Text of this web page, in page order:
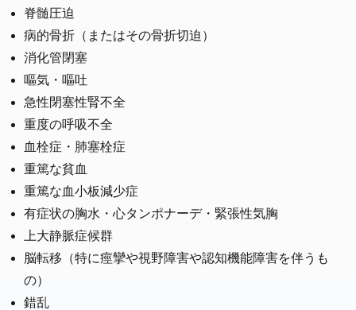
脊髄圧迫
病的骨折（またはその骨折切迫）
消化管閉塞
嘔気・嘔吐
急性閉塞性腎不全
重度の呼吸不全
血栓症・肺塞栓症
重篤な貧血
重篤な血小板減少症
有症状の胸水・心タンポナーデ・緊張性気胸
上大静脈症候群
脳転移（特に痙攣や視野障害や認知機能障害を伴うも
の）
錯乱